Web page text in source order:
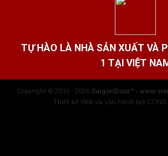
TỰ HÀO LÀ NHÀ SẢN XUẤT VÀ
1 TẠI VIỆT
Copyright © 2010 - 2026 SaigonDoor™ -
Thiết kế Web và Vận hành bởi CONG